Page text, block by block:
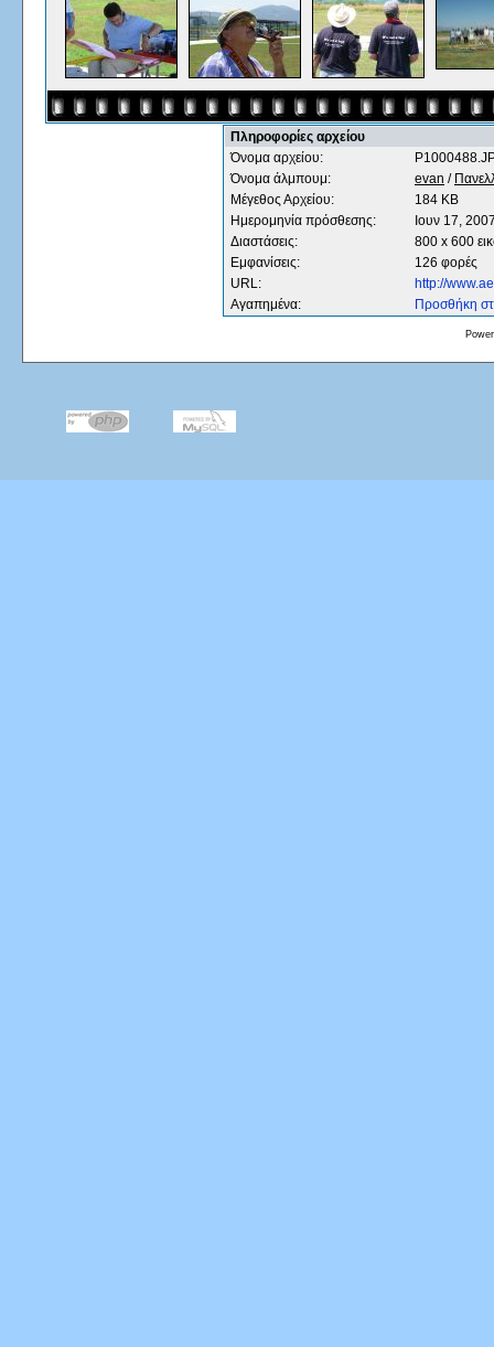
Πληροφορίες αρχείου
Όνομα αρχείου:
Όνομα άλμπουμ:
evan /
Μέγεθος Αρχείου:
184 KB
Ημερομηνία πρόσθεσης:
Ιουν 17,
Διαστάσεις:
800 x 600
Εμφανίσεις:
126 φορές
URL:
http://
Αγαπημένα:
Προσθήκη